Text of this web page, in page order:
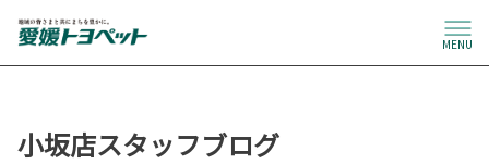
MENU
小坂店スタッフブログ